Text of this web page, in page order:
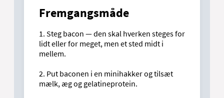
Fremgangsmåde
1. Steg bacon — den skal hverken steges for
lidt eller for meget, men et sted midt i
mellem.
2. Put baconen i en minihakker og tilsæt
mælk, æg og gelatineprotein.